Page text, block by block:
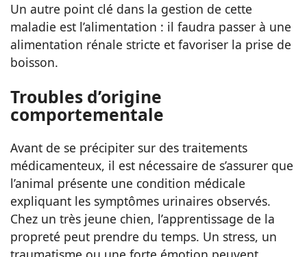
Un autre point clé dans la gestion de cette
maladie est l’alimentation : il faudra passer à une
alimentation rénale stricte et favoriser la prise de
boisson.
Troubles d’origine
comportementale
Avant de se précipiter sur des traitements
médicamenteux, il est nécessaire de s’assurer que
l’animal présente une condition médicale
expliquant les symptômes urinaires observés.
Chez un très jeune chien, l’apprentissage de la
propreté peut prendre du temps. Un stress, un